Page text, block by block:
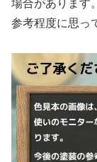
場合があります。
参考程度に思っ